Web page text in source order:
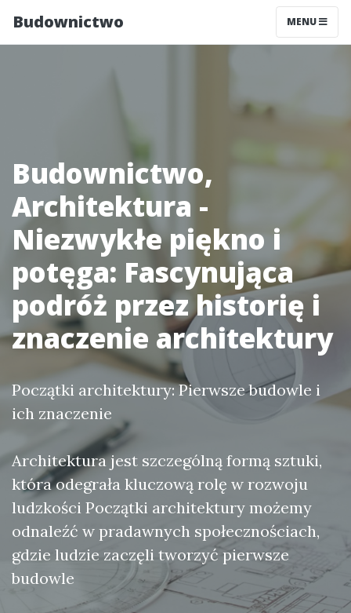
Budownictwo MENU
Budownictwo,
Architektura -
Niezwykłe piękno i
potęga: Fascynująca
podróż przez historię i
znaczenie architektury
Początki architektury: Pierwsze budowle i
ich znaczenie
Architektura jest szczególną formą sztuki,
która odegrała kluczową rolę w rozwoju
ludzkości Początki architektury możemy
odnaleźć w pradawnych społecznościach,
gdzie ludzie zaczęli tworzyć pierwsze
budowle